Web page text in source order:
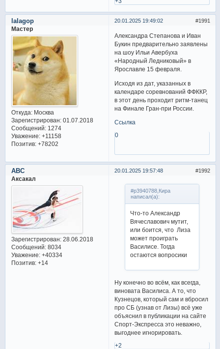
1991
20.01.2025 19:49:02
lalagop
Мастер
Откуда:Москва
Зарегистрирован: 01.07.2018
Сообщений:1274
Уважение: +11158
Позитив: +78202
Александра Степанова и Иван
Букин предварительно заявлены
на шоу Ильи Авербуха
«Народный Ледниковый» в
Ярославле 15 февраля.
Исходя из дат, указанных в
календаре соревнований ФФККР,
в этот день проходит ритм-танец
на Финале Гран-при России.
Ссылка
0
1992
20.01.2025 19:57:48
ABC
Аксакал
Зарегистрирован: 28.06.2018
Сообщений:8034
Уважение: +40334
Позитив: +14
#p3940788,Кира
написал(а):
Что-то Александр
Вячеславович мутит,
или боится, что Лиза
может проиграть
Василисе. Тогда
остаются вопросики
Ну конечно во всём, как всегда,
виновата Василиса. А то, что
Кузнецов, который сам и вбросил
про СБ (узнав от Лизы) всё уже
объяснил в публикации на сайте
Спорт-Экспресса это неважно,
выгоднее игнорировать.
+2